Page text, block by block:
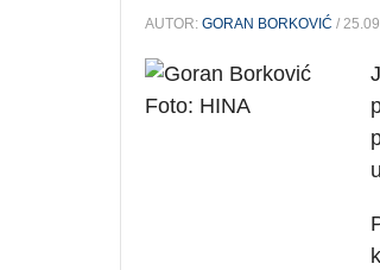
AUTOR: GORAN BORKOVIĆ /